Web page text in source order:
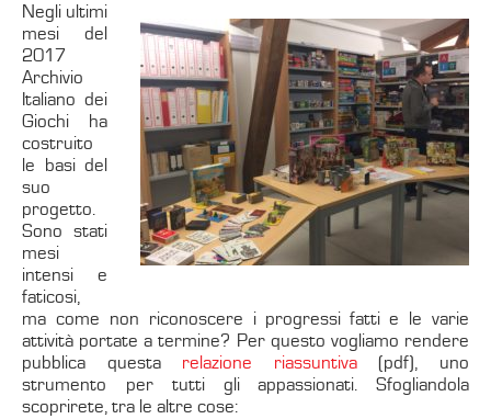
Negli ultimi
mesi del
2017
Archivio
Italiano dei
Giochi ha
costruito
le basi del
suo
progetto.
Sono stati
mesi
intensi e
faticosi,
ma come non riconoscere i progressi fatti e le varie
attività portate a termine? Per questo vogliamo rendere
pubblica questa relazione riassuntiva(pdf), uno
strumento per tutti gli appassionati. Sfogliandola
scoprirete, tra le altre cose: